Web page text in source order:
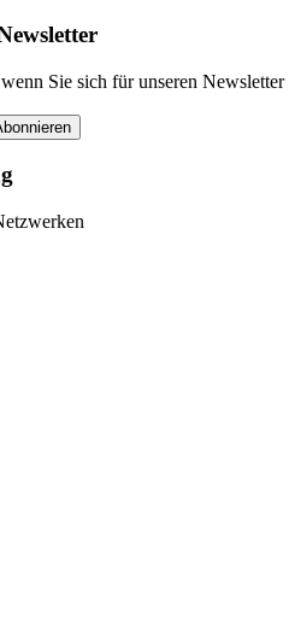
Sie sich für unseren Newsletter